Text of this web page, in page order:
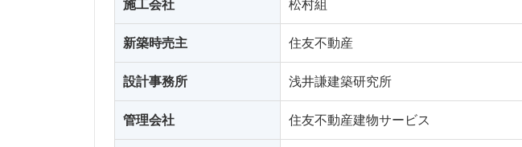
施工会社 松村組
新築時売主 住友不動産
設計事務所 浅井謙建築研究所
管理会社 住友不動産建物サービス